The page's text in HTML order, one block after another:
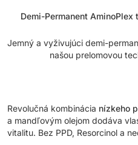
Demi-Permanent
Jemný a vyživujúci demi-
našou prelomovou
Revolučná kombinácia nízkeho
a mandľovým olejom dodáva
vitalitu. Bez PPD, Resorcinol a